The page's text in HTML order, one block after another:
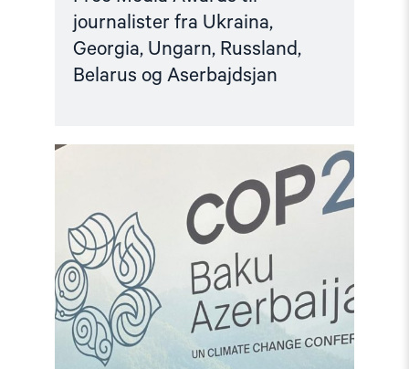
journalister fra Ukraina,
Georgia, Ungarn, Russland,
Belarus og Aserbajdsjan
"Hardt
rammet
sivilsamfunn
i
Aserbajdsjan
før
COP29"